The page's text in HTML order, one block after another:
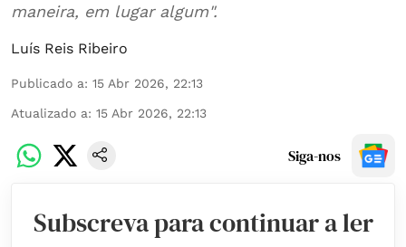
maneira, em lugar algum".
Luís Reis Ribeiro
Publicado a: 15 Abr 2026, 22:13
Atualizado a: 15 Abr 2026, 22:13
Siga-nos
Subscreva para continuar a ler